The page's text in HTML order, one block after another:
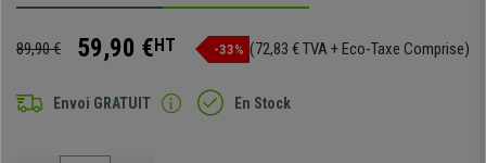
89,90 € 59,90 €HT -33% (72,83 € TVA + Eco-Taxe Comprise)
Envoi GRATUIT En Stock